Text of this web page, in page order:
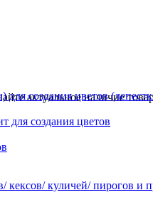
создания цветов
для создания цветов
куличей/ пирогов и
актуальное наличие